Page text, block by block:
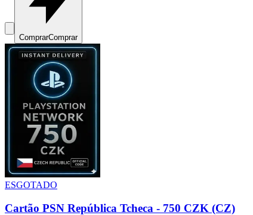
ComprarComprar
ESGOTADO
Cartão PSN República Tcheca - 750 CZK (CZ)